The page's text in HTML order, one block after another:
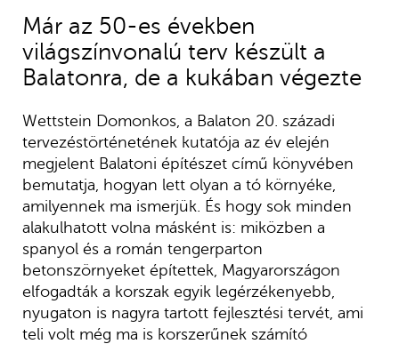
Már az 50-es években
világszínvonalú terv készült a
Balatonra, de a kukában végezte
Wettstein Domonkos, a Balaton 20. századi
tervezéstörténetének kutatója az év elején
megjelent Balatoni építészet című könyvében
bemutatja, hogyan lett olyan a tó környéke,
amilyennek ma ismerjük. És hogy sok minden
alakulhatott volna másként is: miközben a
spanyol és a román tengerparton
betonszörnyeket építettek, Magyarországon
elfogadták a korszak egyik legérzékenyebb,
nyugaton is nagyra tartott fejlesztési tervét, ami
teli volt még ma is korszerűnek számító